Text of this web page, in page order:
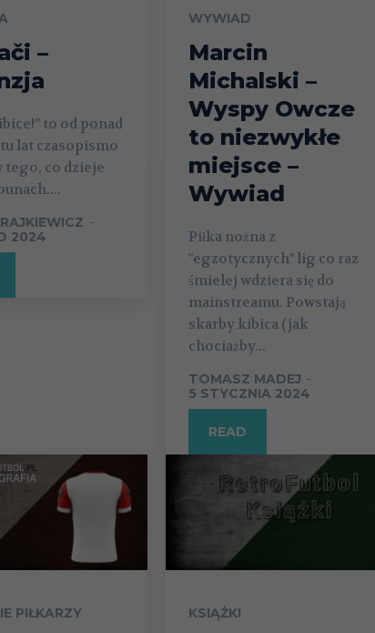
–
to od ponad
lat czasopismo
tego, co dzieje
-
2024
WYWIAD
Marcin
Michalski –
Wyspy Owcze
to niezwykłe
miejsce –
Wywiad
Piłka nożna z
"egzotycznych" lig co raz
śmielej wdziera się do
mainstreamu. Powstają
skarby kibica (jak
chociażby...
TOMASZ MADEJ -
5 STYCZNIA 2024
READ
PIŁKARZY KSIĄŻKI